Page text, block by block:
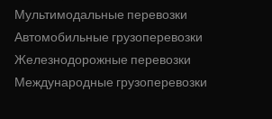
Мультимодальные перевозки
Автомобильные грузоперевозки
Железнодорожные перевозки
Международные грузоперевозки